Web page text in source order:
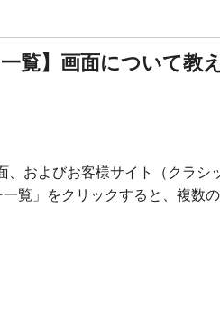
覧】画面について教
およびお客様サイト（クラシ
覧」をクリックすると、複数